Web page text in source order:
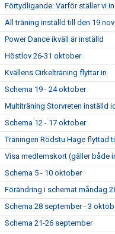
Förtydligande: Varför ställer vi
All träning inställd till den 19
Power Dance ikväll är inställd
Höstlov 26-31 oktober
Kvällens Cirkelträning flyttar in
Schema 19 - 24 oktober
Multiträning Storvreten inställd
Schema 12 - 17 oktober
Träningen Rödstu Hage flyttad
Visa medlemskort (gäller både
Schema 5 - 10 oktober
Förändring i schemat måndag
Schema 28 september - 3
Schema 21-26 september